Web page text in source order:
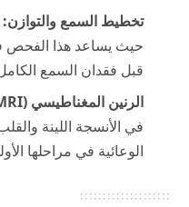
تخطيط السمع والتوازن:
حيث يساعد هذا الفحص
قبل فقدان السمع
الرنين المغناطيسي (MRI):
في الأنسجة اللينة
الوعائية في مراحلها